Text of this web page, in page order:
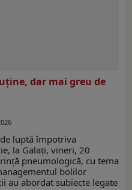
dar mai greu de
luptă împotriva
la Galați, vineri, 20
pneumologică, cu tema
bolilor
au abordat subiecte legate